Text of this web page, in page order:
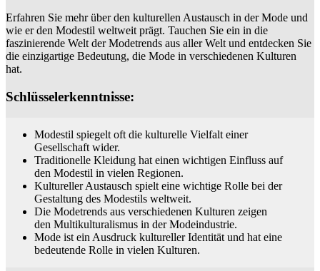
Erfahren Sie mehr über den kulturellen Austausch in der Mode und
wie er den Modestil weltweit prägt. Tauchen Sie ein in die
faszinierende Welt der Modetrends aus aller Welt und entdecken Sie
die einzigartige Bedeutung, die Mode in verschiedenen Kulturen
hat.
Schlüsselerkenntnisse:
Modestil spiegelt oft die kulturelle Vielfalt einer
Gesellschaft wider.
Traditionelle Kleidung hat einen wichtigen Einfluss auf
den Modestil in vielen Regionen.
Kultureller Austausch spielt eine wichtige Rolle bei der
Gestaltung des Modestils weltweit.
Die Modetrends aus verschiedenen Kulturen zeigen
den Multikulturalismus in der Modeindustrie.
Mode ist ein Ausdruck kultureller Identität und hat eine
bedeutende Rolle in vielen Kulturen.